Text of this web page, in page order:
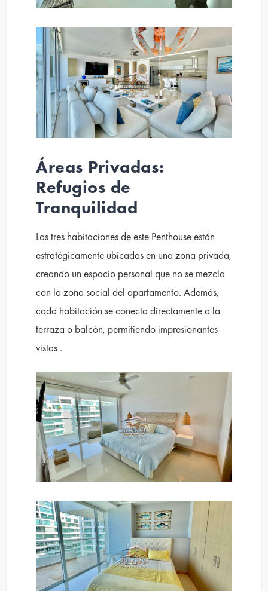
Áreas Privadas:
Refugios de
Tranquilidad
Las tres habitaciones de este Penthouse están
estratégicamente ubicadas en una zona privada,
creando un espacio personal que no se mezcla
con la zona social del apartamento. Además,
cada habitación se conecta directamente a la
terraza o balcón, permitiendo impresionantes
vistas .